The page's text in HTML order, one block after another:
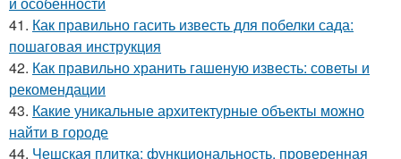
41. Как правильно гасить известь для побелки сада:
пошаговая инструкция
42. Как правильно хранить гашеную известь: советы и
рекомендации
43. Какие уникальные архитектурные объекты можно
найти в городе
44. Чешская плитка: функциональность, проверенная